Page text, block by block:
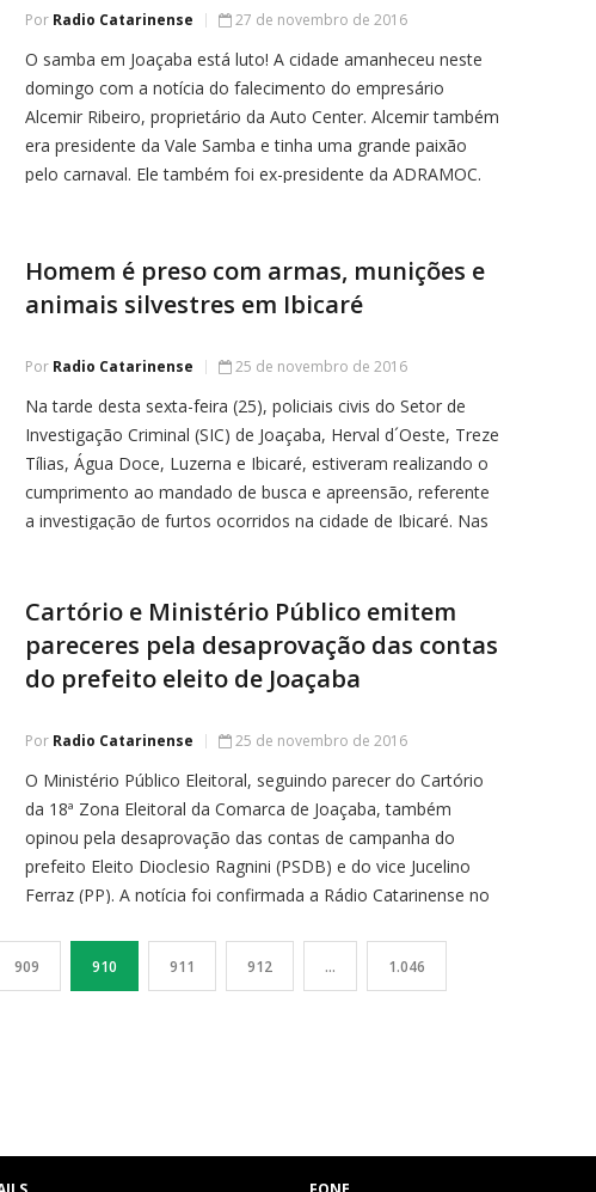
Por Radio Catarinense 27 de novembro de 2016
O samba em Joaçaba está luto! A cidade amanheceu neste
domingo com a notícia do falecimento do empresário
Alcemir Ribeiro, proprietário da Auto Center. Alcemir também
era presidente da Vale Samba e tinha uma grande paixão
pelo carnaval. Ele também foi ex-presidente da ADRAMOC.
Homem é preso com armas, munições e
animais silvestres em Ibicaré
Por Radio Catarinense 25 de novembro de 2016
Na tarde desta sexta-feira (25), policiais civis do Setor de
Investigação Criminal (SIC) de Joaçaba, Herval d´Oeste, Treze
Tílias, Água Doce, Luzerna e Ibicaré, estiveram realizando o
cumprimento ao mandado de busca e apreensão, referente
a investigação de furtos ocorridos na cidade de Ibicaré. Nas
Cartório e Ministério Público emitem
pareceres pela desaprovação das contas
do prefeito eleito de Joaçaba
Por Radio Catarinense 25 de novembro de 2016
O Ministério Público Eleitoral, seguindo parecer do Cartório
da 18ª Zona Eleitoral da Comarca de Joaçaba, também
opinou pela desaprovação das contas de campanha do
prefeito Eleito Dioclesio Ragnini (PSDB) e do vice Jucelino
Ferraz (PP). A notícia foi confirmada a Rádio Catarinense no
909 910 911 912 … 1.046